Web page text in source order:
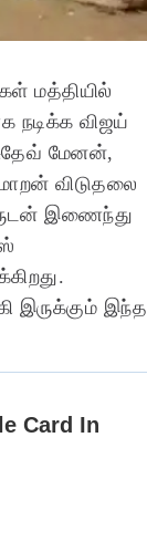
மத்தியில்
நடிக்க விஜய்
மேனன்,
விடுதலை
இணைந்து
இருக்கும் இந்த